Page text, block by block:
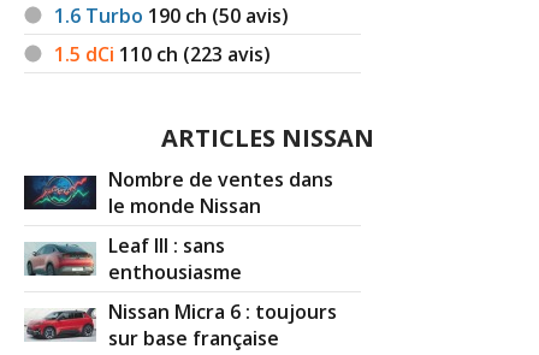
-- /20
1.5 dCi 110 ch 92000km , année 2013
,millési(1
(0 )
16/20
1.5 dCi 110 ch 03/2013 acenta 62000km
et 07/2(0 )
15/20 1.5 dCi 110 ch 19000,2012,PREMIUM
)
1.6 Turbo 190 ch (50 avis)
1.5 dCi 110 ch (223 avis)
ARTICLES NISSAN
Nombre de ventes dans
le monde Nissan
Leaf III : sans
enthousiasme
Nissan Micra 6 : toujours
sur base française